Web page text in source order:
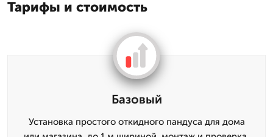
Тарифы и стоимость
Базовый
Установка простого откидного пандуса для дома